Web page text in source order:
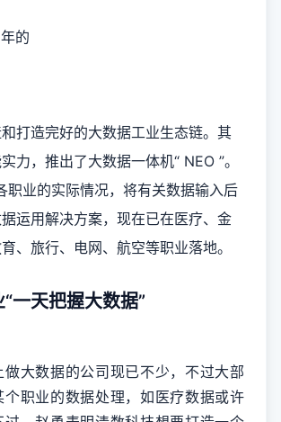
的
打造完好的大数据工业生态链。其
力，推出了大数据一体机“ NEO ”。
职业的实际情况，将有关数据输入后
运用解决方案，现在已在医疗、金
、旅行、电网、航空等职业落地。
一天把握大数据”
做大数据的公司现已不少，不过大部
个职业的数据处理，如医疗数据或许